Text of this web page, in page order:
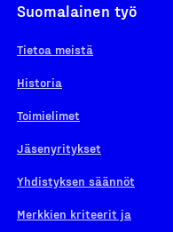
Suomalainen työ
Tietoa meistä
Historia
Toimielimet
Jäsenyritykset
Yhdistyksen säännöt
Merkkien kriteerit ja